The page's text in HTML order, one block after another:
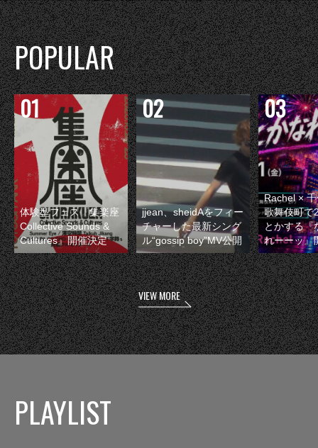
POPULAR
体験型フェス『集楽座
Collective Sounds &
Cultures』開催決定
jjean、sheidAをフィー
チャーした最新シング
ル“gossip boy”MV公開
Rachel ×
歌舞伎町で
とかする『
れーーッ』
VIEW MORE
PLAYLIST